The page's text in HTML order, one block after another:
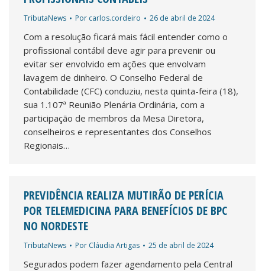
TributaNews Por carlos.cordeiro 26 de abril de 2024
Com a resolução ficará mais fácil entender como o
profissional contábil deve agir para prevenir ou
evitar ser envolvido em ações que envolvam
lavagem de dinheiro. O Conselho Federal de
Contabilidade (CFC) conduziu, nesta quinta-feira (18),
sua 1.107ª Reunião Plenária Ordinária, com a
participação de membros da Mesa Diretora,
conselheiros e representantes dos Conselhos
Regionais…
PREVIDÊNCIA REALIZA MUTIRÃO DE PERÍCIA
POR TELEMEDICINA PARA BENEFÍCIOS DE BPC
NO NORDESTE
TributaNews Por Cláudia Artigas 25 de abril de 2024
Segurados podem fazer agendamento pela Central